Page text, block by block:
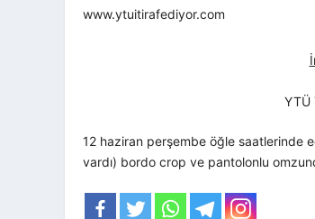
www.ytuitirafediyor.com
YTÜ
12 haziran perşembe öğle saatlerinde
vardı) bordo crop ve pantolonlu